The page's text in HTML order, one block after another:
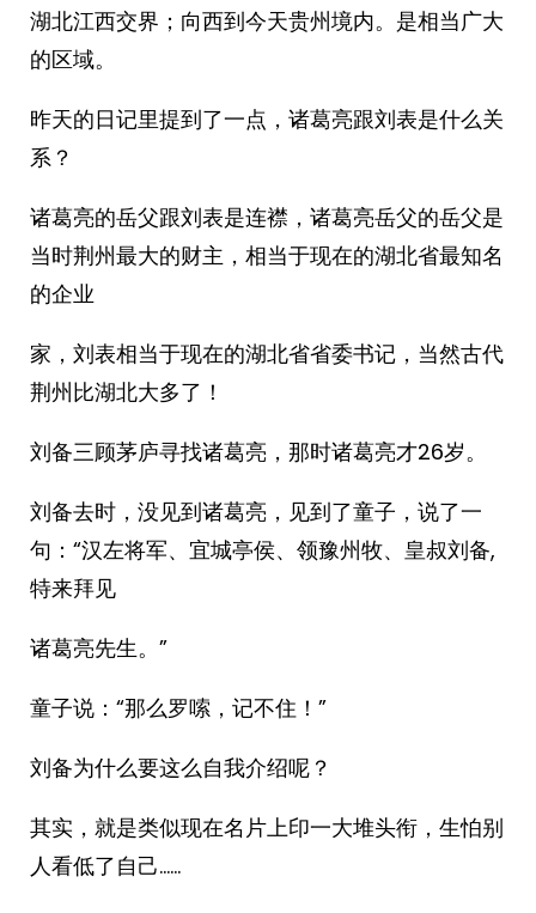
湖北江西交界；向西到今天贵州境内。是相当广大
的区域。
昨天的日记里提到了一点，诸葛亮跟刘表是什么关
系？
诸葛亮的岳父跟刘表是连襟，诸葛亮岳父的岳父是
当时荆州最大的财主，相当于现在的湖北省最知名
的企业
家，刘表相当于现在的湖北省省委书记，当然古代
荆州比湖北大多了！
刘备三顾茅庐寻找诸葛亮，那时诸葛亮才26岁。
刘备去时，没见到诸葛亮，见到了童子，说了一
句：“汉左将军、宜城亭侯、领豫州牧、皇叔刘备,
特来拜见
诸葛亮先生。”
童子说：“那么罗嗦，记不住！”
刘备为什么要这么自我介绍呢？
其实，就是类似现在名片上印一大堆头衔，生怕别
人看低了自己……